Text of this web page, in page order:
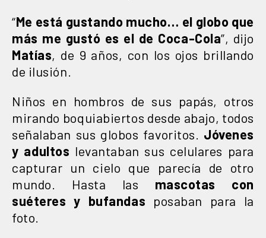
“Me está gustando mucho… el globo que
más me gustó es el de Coca-Cola”, dijo
Matías, de 9 años, con los ojos brillando
de ilusión.
Niños en hombros de sus papás, otros
mirando boquiabiertos desde abajo, todos
señalaban sus globos favoritos. Jóvenes
y adultos levantaban sus celulares para
capturar un cielo que parecía de otro
mundo. Hasta las mascotas con
suéteres y bufandas posaban para la
foto.